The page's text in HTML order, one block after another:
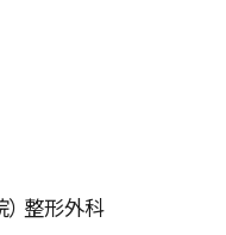
整形外科